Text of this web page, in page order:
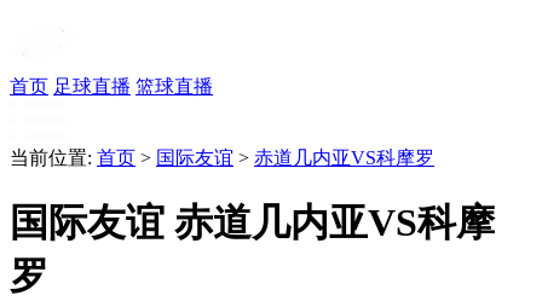
首页 足球直播 篮球直播
当前位置: 首页 > 国际友谊 > 赤道几内亚VS科摩罗
国际友谊 赤道几内亚VS科摩
罗